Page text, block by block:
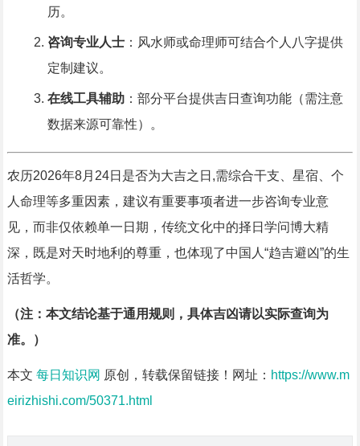
历。
咨询专业人士：风水师或命理师可结合个人八字提供
定制建议。
在线工具辅助：部分平台提供吉日查询功能（需注意
数据来源可靠性）。
农历2026年8月24日是否为大吉之日,需综合干支、星宿、个
人命理等多重因素，建议有重要事项者进一步咨询专业意
见，而非仅依赖单一日期，传统文化中的择日学问博大精
深，既是对天时地利的尊重，也体现了中国人“趋吉避凶”的生
活哲学。
（注：本文结论基于通用规则，具体吉凶请以实际查询为
准。）
本文 每日知识网 原创，转载保留链接！网址： https://www.m
eirizhishi.com/50371.html